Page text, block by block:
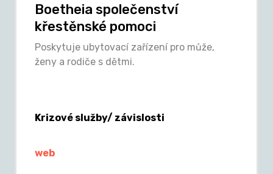
Boetheia společenství
křestěnské pomoci
Poskytuje ubytovací zařízení pro může,
ženy a rodiče s dětmi.
Krizové služby/ závislosti
web